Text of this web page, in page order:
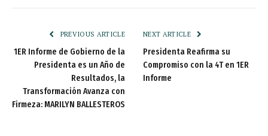
PREVIOUS ARTICLE
1ER Informe de Gobierno de la
Presidenta es un Año de
Resultados, la
Transformación Avanza con
Firmeza: MARILYN BALLESTEROS
NEXT ARTICLE
Presidenta Reafirma su
Compromiso con la 4T en 1ER
Informe